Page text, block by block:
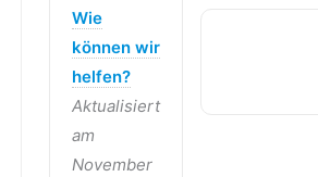
Wie
können wir
helfen?
Aktualisiert
am
November